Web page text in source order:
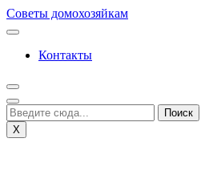
Перейти
к
Советы домохозяйкам
Контакты
X